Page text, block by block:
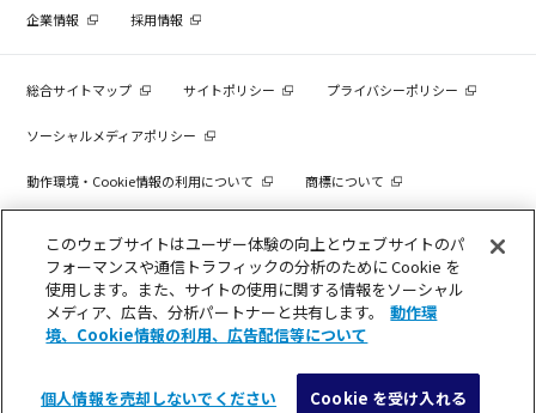
企業情報 採用情報
総合サイトマップ サイトポリシー プライバシーポリシー
ソーシャルメディアポリシー
動作環境・Cookie情報の利用について 商標について
COPYRIGHT © KDDI CORPORATION, ALL RIGHTS RESERVED.
このウェブサイトはユーザー体験の向上とウェブサイトのパ
フォーマンスや通信トラフィックの分析のために Cookie を
使用します。また、サイトの使用に関する情報をソーシャル
メディア、広告、分析パートナーと共有します。
動作環
境、Cookie情報の利用、広告配信等について
個人情報を売却しないでください Cookie を受け入れる